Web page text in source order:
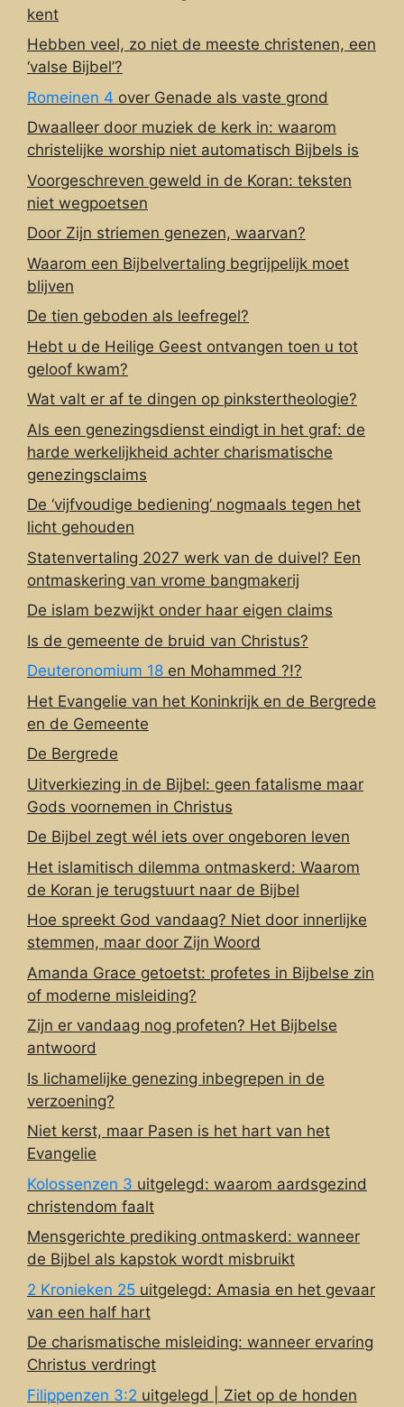
kent
Hebben veel, zo niet de meeste christenen, een
‘valse Bijbel’?
Romeinen 4 over Genade als vaste grond
Dwaalleer door muziek de kerk in: waarom
christelijke worship niet automatisch Bijbels is
Voorgeschreven geweld in de Koran: teksten
niet wegpoetsen
Door Zijn striemen genezen, waarvan?
Waarom een Bijbelvertaling begrijpelijk moet
blijven
De tien geboden als leefregel?
Hebt u de Heilige Geest ontvangen toen u tot
geloof kwam?
Wat valt er af te dingen op pinkstertheologie?
Als een genezingsdienst eindigt in het graf: de
harde werkelijkheid achter charismatische
genezingsclaims
De ‘vijfvoudige bediening’ nogmaals tegen het
licht gehouden
Statenvertaling 2027 werk van de duivel? Een
ontmaskering van vrome bangmakerij
De islam bezwijkt onder haar eigen claims
Is de gemeente de bruid van Christus?
Deuteronomium 18 en Mohammed ?!?
Het Evangelie van het Koninkrijk en de Bergrede
en de Gemeente
De Bergrede
Uitverkiezing in de Bijbel: geen fatalisme maar
Gods voornemen in Christus
De Bijbel zegt wél iets over ongeboren leven
Het islamitisch dilemma ontmaskerd: Waarom
de Koran je terugstuurt naar de Bijbel
Hoe spreekt God vandaag? Niet door innerlijke
stemmen, maar door Zijn Woord
Amanda Grace getoetst: profetes in Bijbelse zin
of moderne misleiding?
Zijn er vandaag nog profeten? Het Bijbelse
antwoord
Is lichamelijke genezing inbegrepen in de
verzoening?
Niet kerst, maar Pasen is het hart van het
Evangelie
Kolossenzen 3 uitgelegd: waarom aardsgezind
christendom faalt
Mensgerichte prediking ontmaskerd: wanneer
de Bijbel als kapstok wordt misbruikt
2 Kronieken 25 uitgelegd: Amasia en het gevaar
van een half hart
De charismatische misleiding: wanneer ervaring
Christus verdringt
Filippenzen 3:2 uitgelegd | Ziet op de honden